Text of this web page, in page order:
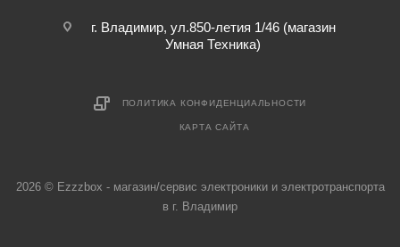
г. Владимир, ул.850-летия 1/46 (магазин
Умная Техника)
ПОЛИТИКА КОНФИДЕНЦИАЛЬНОСТИ
КАРТА САЙТА
2026 © Ezzzbox - магазин/сервис электроники и электротранспорта
в г. Владимир